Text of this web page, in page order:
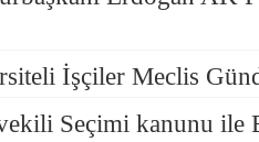
İşçiler Meclis
Seçimi kanunu ile